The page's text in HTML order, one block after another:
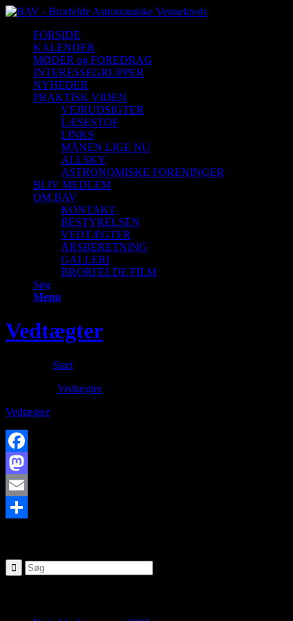
FORSIDE
KALENDER
MØDER og FOREDRAG
INTERESSEGRUPPER
NYHEDER
PRAKTISK VIDEN
VEJRUDSIGTER
LÆSESTOF
LINKS
MÅNEN LIGE NU
ALLSKY
ASTRONOMISKE FORENINGER
BLIV MEDLEM
OM BAV
KONTAKT
BESTYRELSEN
VEDTÆGTER
ÅRSBERETNING
GALLERI
BRORFELDE FILM
Søg
Menu
Vedtægter
Start
Vedtægter
Vedtægter
Facebook
Mastodon
Email